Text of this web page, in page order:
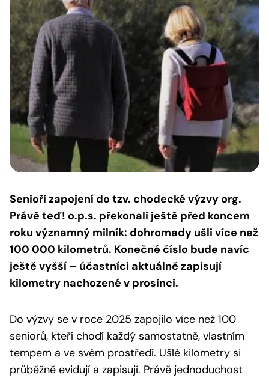
Senioři zapojení do tzv. chodecké výzvy org.
Právě teď! o.p.s. překonali ještě před koncem
roku významný milník: dohromady ušli více než
100 000 kilometrů. Konečné číslo bude navíc
ještě vyšší – účastníci aktuálně zapisují
kilometry nachozené v prosinci.
Do výzvy se v roce 2025 zapojilo více než 100
seniorů, kteří chodí každý samostatně, vlastním
tempem a ve svém prostředí. Ušlé kilometry si
průběžně evidují a zapisují. Právě jednoduchost